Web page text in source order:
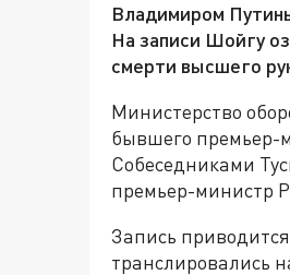
Владимиром
На записи Шойгу
смерти высшего
Министерство
бывшего премьер-
Собеседниками
премьер-министр
Запись
транслировались